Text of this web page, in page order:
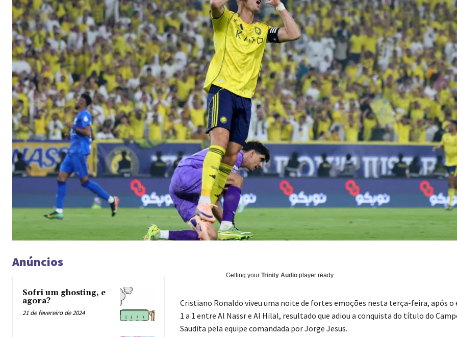
Anúncios
Sofri um ghosting, e
agora?
21 de fevereiro de 2024
Getting your Trinity Audioplayer ready...
Cristiano Ronaldo viveu uma noite de fortes emoções nesta terça-feira, após o
1 a 1 entre Al Nassr e Al Hilal, resultado que adiou a conquista do título do
Saudita pela equipe comandada por Jorge Jesus.